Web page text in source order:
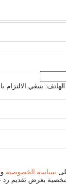
ينبغي الالتزام
سياسة الخصوصية و
بغرض تقديم